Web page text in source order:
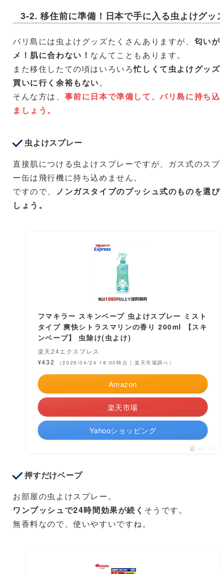
3-2. 移住前に準備！日本で手に入る虫よけグッ
バリ島には虫よけグッズたくさんありますが、 匂い
メ！肌に合わない！ なんてこともあります。
また移住したての頃はいろいろ忙しくて虫よけグッ
買いに行く余裕もない。
そんな方は、 事前に日本で準備して、バリ島に持ち
ましょう。
虫よけスプレー
直接肌につける虫よけスプレーですが、ガス式のス
ー缶は飛行機に持ち込めません。
ですので、 ノンガスタイプのプッシュ式のものを選
しょう。
フマキラー スキンベープ 虫よけスプレー ミスト
タイプ 爽快シトラスマリンの香り 200ml 【スキ
ンベープ】 虫除け(虫よけ)
楽天24エクスプレス
¥432
（2026/04/24 18:00時点 | 楽天市場調べ）
Amazon
楽天市場
Yahooショッピング
ポチップ
押すだけベープ
お部屋の虫よけスプレー。
ワンプッシュで24時間効果が続く そうです。
無香料なので、使いやすいですね。